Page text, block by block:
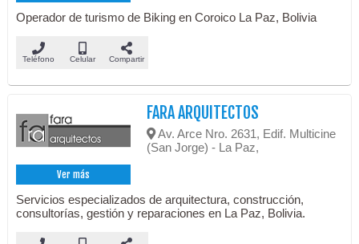
Operador de turismo de Biking en Coroico La Paz, Bolivia
Teléfono Celular Compartir
Ver más
FARA ARQUITECTOS
Av. Arce Nro. 2631, Edif. Multicine
(San Jorge) - La Paz,
Servicios especializados de arquitectura, construcción,
consultorías, gestión y reparaciones en La Paz, Bolivia.